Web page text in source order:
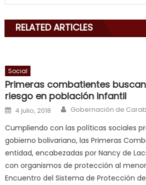
mouth
will
smith
is
cuckold,
nice
milf
in
squirting,
आपक
RELATED ARTICLES
Social
Primeras combatientes
riesgo en población infantil
Posted on
4 julio, 2018 Author
Gobernación de
Cumpliendo con las políticas sociales
gobierno bolivariano, las Primeras
entidad, encabezadas por Nancy de
con organismos de protección al
Encuentro del Sistema de Protección de